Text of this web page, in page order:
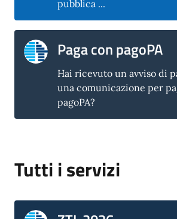
pubblica ...
Paga con pagoPA
Hai ricevuto un avviso di
una comunicazione per
pagoPA?
Tutti i servizi